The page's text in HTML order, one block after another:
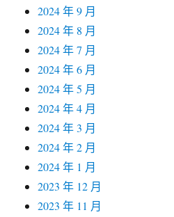
2024 年 9 月
2024 年 8 月
2024 年 7 月
2024 年 6 月
2024 年 5 月
2024 年 4 月
2024 年 3 月
2024 年 2 月
2024 年 1 月
2023 年 12 月
2023 年 11 月